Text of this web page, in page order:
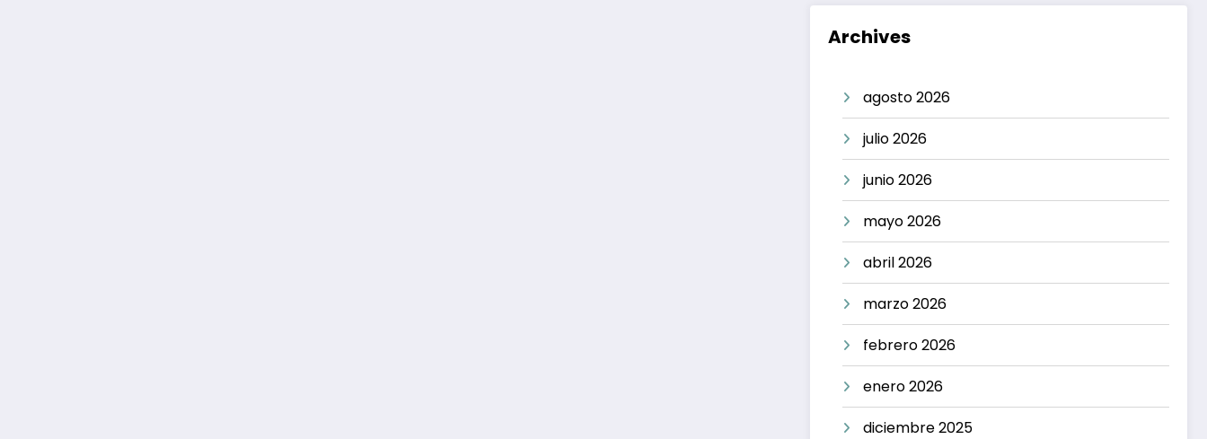
Archives
agosto 2026
julio 2026
junio 2026
mayo 2026
abril 2026
marzo 2026
febrero 2026
enero 2026
diciembre 2025